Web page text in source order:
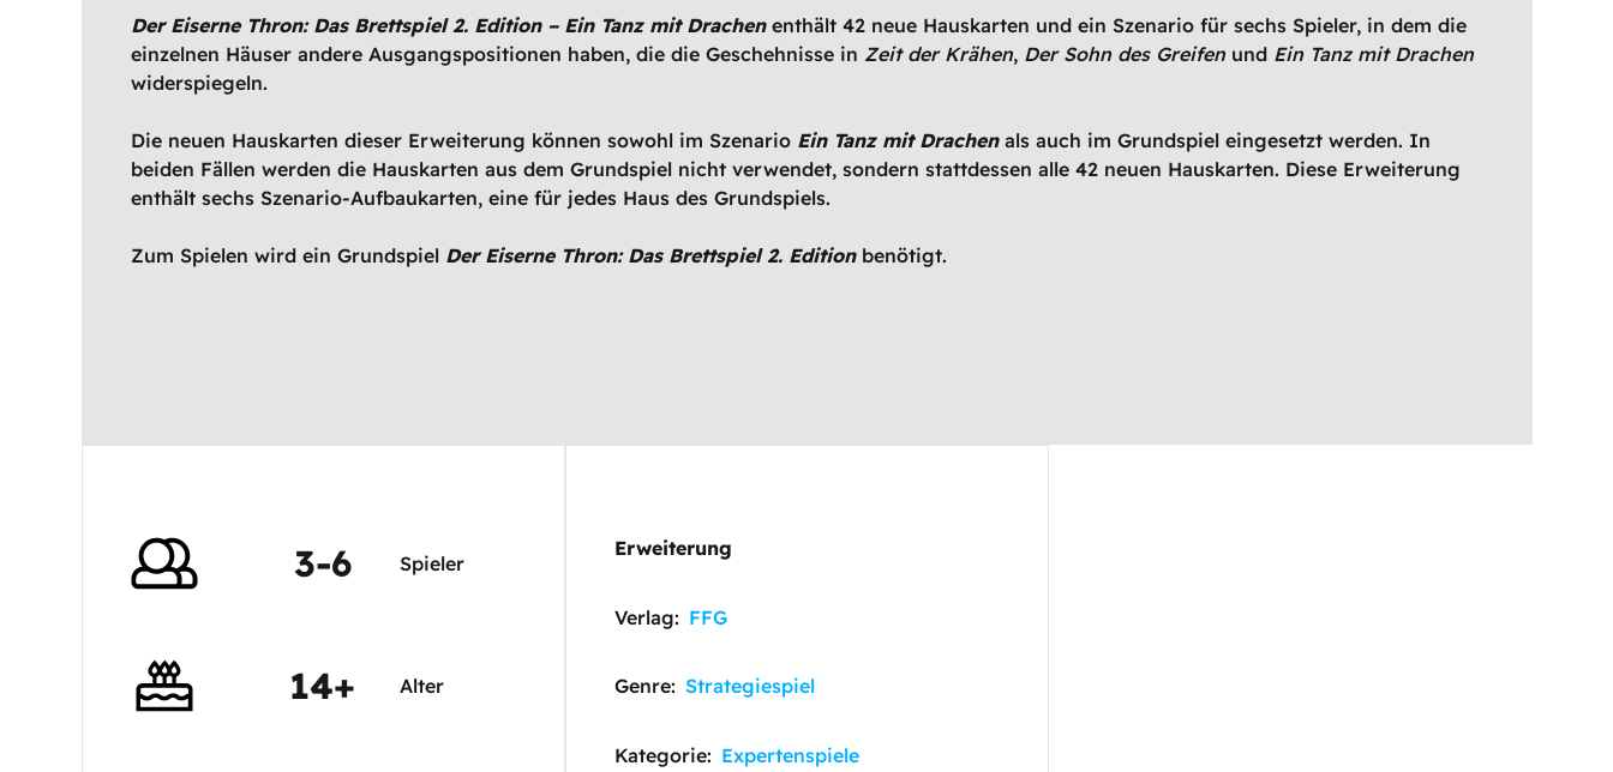
Der Eiserne Thron: Das Brettspiel 2. Edition – Ein Tanz mit Drachenenthält 42 neue Hauskarten und ein Szenario für sechs Spieler, in dem die
einzelnen Häuser andere Ausgangspositionen haben, die die Geschehnisse in Zeit der Krähen, Der Sohn des Greifenund Ein Tanz mit Drachen
widerspiegeln.
Die neuen Hauskarten dieser Erweiterung können sowohl im Szenario Ein Tanz mit Drachenals auch im Grundspiel eingesetzt werden. In
beiden Fällen werden die Hauskarten aus dem Grundspiel nicht verwendet, sondern stattdessen alle 42 neuen Hauskarten. Diese Erweiterung
enthält sechs Szenario-Aufbaukarten, eine für jedes Haus des Grundspiels.
Zum Spielen wird ein Grundspiel Der Eiserne Thron: Das Brettspiel 2. Edition benötigt.
3-6 Spieler
14+ Alter
Erweiterung
Verlag: FFG
Genre: Strategiespiel
Kategorie: Expertenspiele